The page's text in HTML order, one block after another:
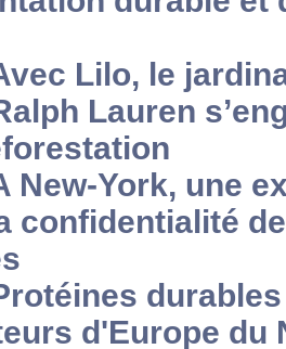
Lilo, le
Lauren
New-York, une
confidentialité
d'Europe du